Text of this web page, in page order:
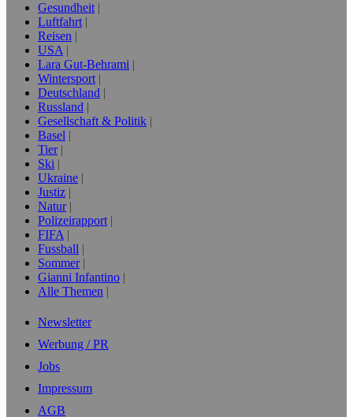
Gesundheit
Luftfahrt
Reisen
USA
Lara Gut-Behrami
Wintersport
Deutschland
Russland
Gesellschaft & Politik
Basel
Tier
Ski
Ukraine
Justiz
Natur
Polizeirapport
FIFA
Fussball
Sommer
Gianni Infantino
Alle Themen
Newsletter
Werbung / PR
Jobs
Impressum
AGB